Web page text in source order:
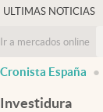
Criptomonedas
ULTIMAS NOTICIAS
Ir a mercados online
Cronista España
Investidura